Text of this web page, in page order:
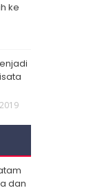
ke
dan